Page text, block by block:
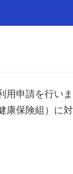
申請を行い
康保険組）に